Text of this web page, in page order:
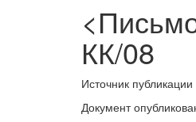
КК/08
Источник публикации
Документ